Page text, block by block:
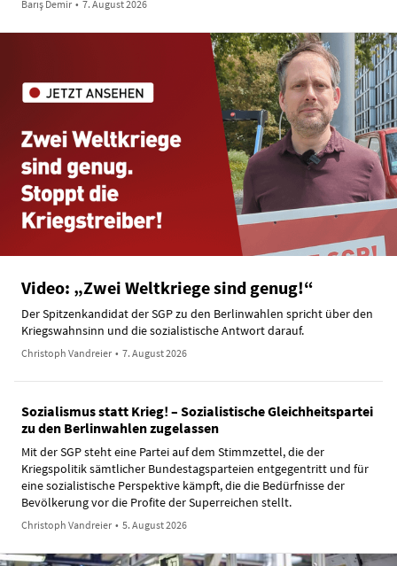
Barış Demir • 7. August 2026
Video: „Zwei Weltkriege sind genug!“
Der Spitzenkandidat der SGP zu den Berlinwahlen spricht über den
Kriegswahnsinn und die sozialistische Antwort darauf.
Christoph Vandreier • 7. August 2026
Sozialismus statt Krieg! – Sozialistische Gleichheitspartei
zu den Berlinwahlen zugelassen
Mit der SGP steht eine Partei auf dem Stimmzettel, die der
Kriegspolitik sämtlicher Bundestagsparteien entgegentritt und für
eine sozialistische Perspektive kämpft, die die Bedürfnisse der
Bevölkerung vor die Profite der Superreichen stellt.
Christoph Vandreier • 5. August 2026